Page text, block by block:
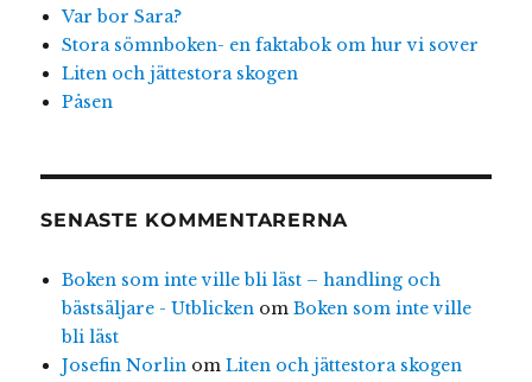
Var bor Sara?
Stora sömnboken- en faktabok om hur vi sover
Liten och jättestora skogen
Påsen
SENASTE KOMMENTARERNA
Boken som inte ville bli läst – handling och
bästsäljare - Utblickenom Boken som inte ville
bli läst
Josefin Norlinom Liten och jättestora skogen